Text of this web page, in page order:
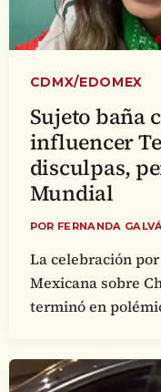
CDMX/EDOMEX
Sujeto baña
influencer
disculpas,
Mundial
POR FERNANDA
La celebración
Mexicana sobre
terminó en